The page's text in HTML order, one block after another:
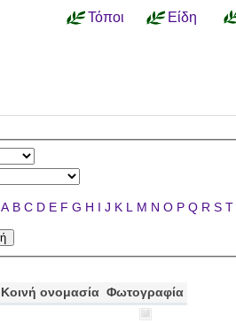
Τόποι Είδη
A B C D E F G H I J K L M N O P Q R S T
Κοινή ονομασία Φωτογραφία